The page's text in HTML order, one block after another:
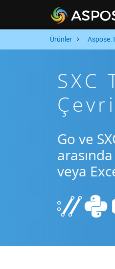
Ürünler
SXC
Go ve
veya